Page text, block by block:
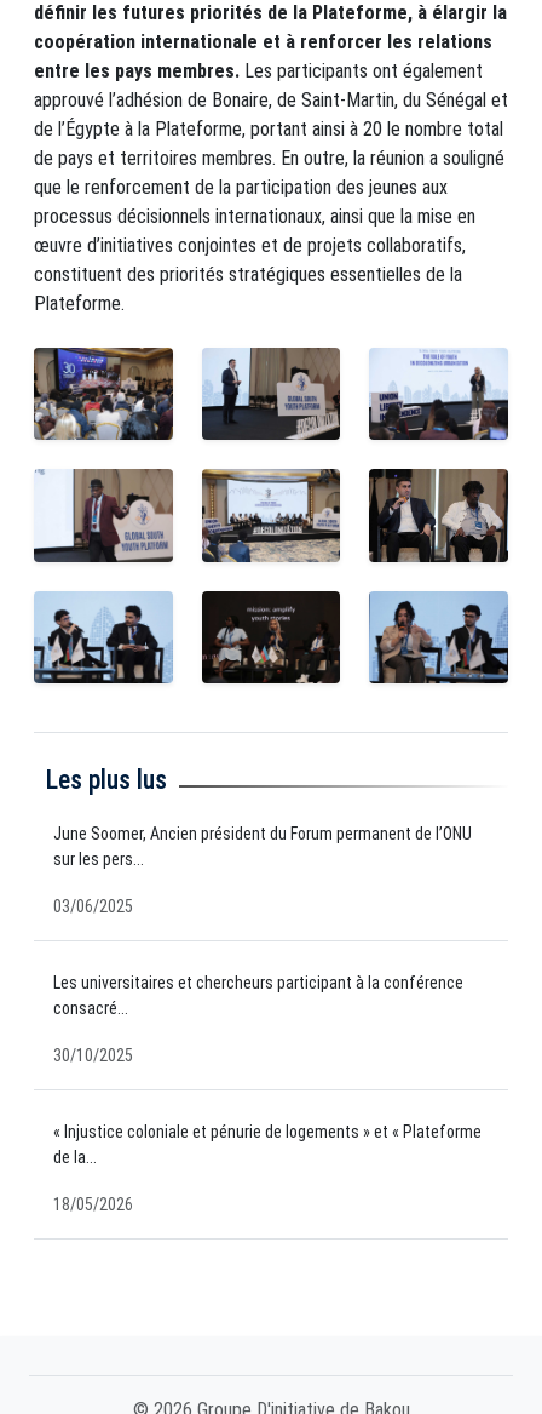
définir les futures priorités de la Plateforme, à élargir la
coopération internationale et à renforcer les relations
entre les pays membres. Les participants ont également
approuvé l’adhésion de Bonaire, de Saint-Martin, du Sénégal et
de l’Égypte à la Plateforme, portant ainsi à 20 le nombre total
de pays et territoires membres. En outre, la réunion a souligné
que le renforcement de la participation des jeunes aux
processus décisionnels internationaux, ainsi que la mise en
œuvre d’initiatives conjointes et de projets collaboratifs,
constituent des priorités stratégiques essentielles de la
Plateforme.
Les plus lus
June Soomer, Ancien président du Forum permanent de l’ONU
sur les pers...
03/06/2025
Les universitaires et chercheurs participant à la conférence
consacré...
30/10/2025
« Injustice coloniale et pénurie de logements » et « Plateforme
de la...
18/05/2026